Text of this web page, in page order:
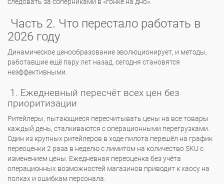
следовать за соперниками в «гонке на дно».
Часть 2. Что перестало работать в
2026 году
Динамическое ценообразование эволюционирует, и методы,
работавшие ещё пару лет назад, сегодня становятся
неэффективными.
1. Ежедневный пересчёт всех цен без
приоритизации
Ритейлеры, пытающиеся пересчитывать цены на все товары
каждый день, сталкиваются с операционными перегрузками.
Один из крупных ритейлеров в ходе пилота перешёл на график
переоценки 2 раза в неделю с лимитом на количество SKU с
изменением цены. Ежедневная переоценка без учёта
операционных возможностей магазинов приводит к хаосу на
полках и ошибкам персонала.